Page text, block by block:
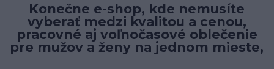
Konečne e-shop, kde nemusíte
vyberať medzi kvalitou a cenou,
pracovné aj voľnočasové oblečenie
pre mužov a ženy na jednom mieste,